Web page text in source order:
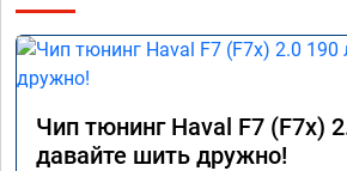
Чип тюнинг Haval F7 (F7x)
давайте шить дружно!